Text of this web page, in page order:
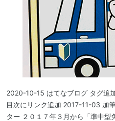
2020-10-15 はてなブログ タグ追
目次にリンク追加 2017-11-03 加
ター ２０１７年３月から「準中